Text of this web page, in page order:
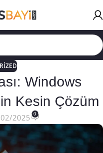
Windows
Kesin Çözüm
2025 0